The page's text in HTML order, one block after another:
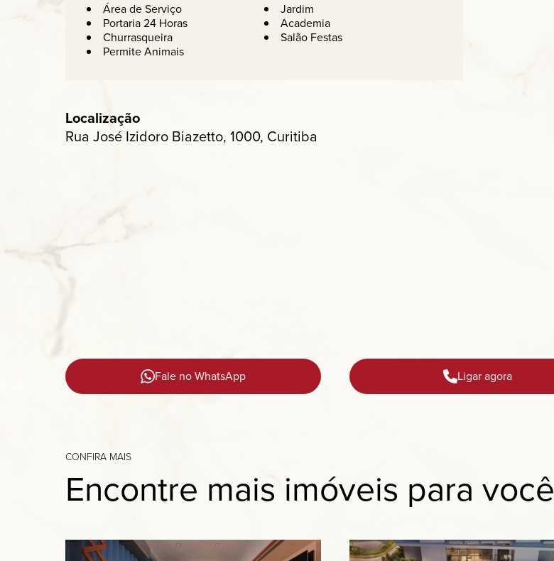
Área de Serviço
Jardim
Portaria 24 Horas
Academia
Churrasqueira
Salão Festas
Permite Animais
Localização
Rua José Izidoro Biazetto, 1000, Curitiba
Fale no WhatsApp Ligar agora
CONFIRA MAIS
Encontre mais imóveis para você